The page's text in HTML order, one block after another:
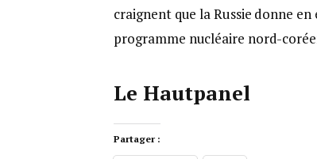
craignent que la Russie donne
programme nucléaire nord-
Le Hautpanel
Partager :